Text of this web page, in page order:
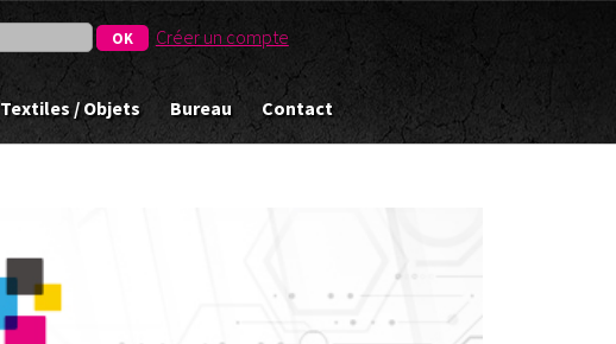
Créer un compte
Textiles / Objets Bureau Contact